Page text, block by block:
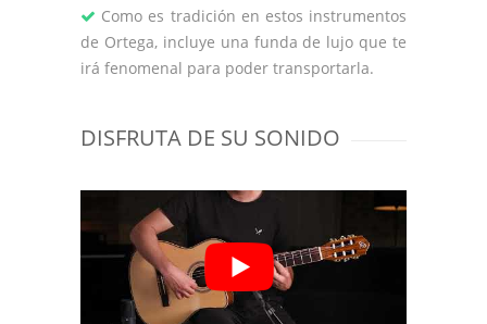
Como es tradición en estos instrumentos
de Ortega, incluye una funda de lujo que te
irá fenomenal para poder transportarla.
DISFRUTA DE SU SONIDO